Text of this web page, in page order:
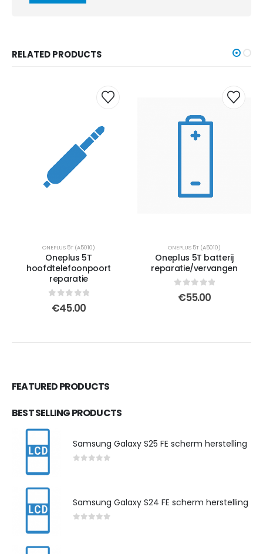
RELATED PRODUCTS
ONEPLUS 5T (A5010)
Oneplus 5T
hoofdtelefoonpoort
reparatie
out of 5
€45.00
ONEPLUS 5T (A5010)
Oneplus 5T batterij
reparatie/vervangen
out of 5
€55.00
FEATURED PRODUCTS
BEST SELLING PRODUCTS
Samsung Galaxy S25 FE scherm herstelling
Samsung Galaxy S24 FE scherm herstelling